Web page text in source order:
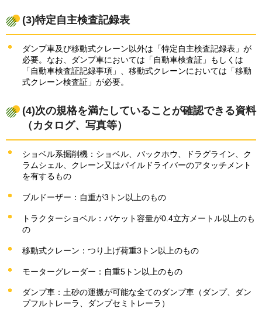
(3)特定自主検査記録表
ダンプ車及び移動式クレーン以外は「特定自主検査記録表」が
必要。なお、ダンプ車においては「自動車検査証」もしくは
「自動車検査証記録事項」、移動式クレーンにおいては「移動
式クレーン検査証」が必要。
(4)次の規格を満たしていることが確認できる資料
（カタログ、写真等）
ショベル系掘削機：ショベル、バックホウ、ドラグライン、ク
ラムシェル、クレーン又はパイルドライバーのアタッチメント
を有するもの
ブルドーザー：自重が3トン以上のもの
トラクターショベル：バケット容量が0.4立方メートル以上のも
の
移動式クレーン：つり上げ荷重3トン以上のもの
モーターグレーダー：自重5トン以上のもの
ダンプ車：土砂の運搬が可能な全てのダンプ車（ダンプ、ダン
プフルトレーラ、ダンプセミトレーラ）